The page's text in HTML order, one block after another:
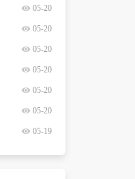
05-20
05-20
05-20
05-20
05-20
05-20
05-19